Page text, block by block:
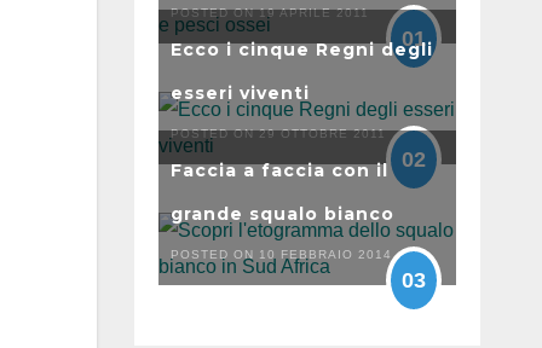
POSTED ON 19 APRILE 2011
01
Ecco i cinque Regni degli
esseri viventi
POSTED ON 29 OTTOBRE 2011
02
Faccia a faccia con il
grande squalo bianco
POSTED ON 10 FEBBRAIO 2014
03